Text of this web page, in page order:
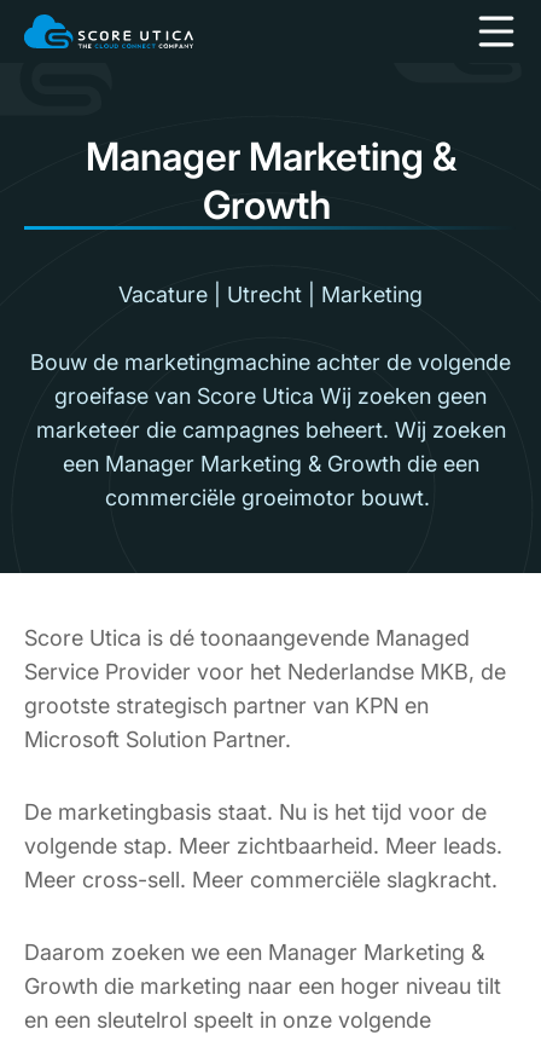
Manager Marketing &
Growth
Vacature | Utrecht | Marketing
Bouw de marketingmachine achter de volgende
groeifase van Score Utica Wij zoeken geen
marketeer die campagnes beheert. Wij zoeken
een Manager Marketing & Growth die een
commerciële groeimotor bouwt.
Score Utica is dé toonaangevende Managed
Service Provider voor het Nederlandse MKB, de
grootste strategisch partner van KPN en
Microsoft Solution Partner.
De marketingbasis staat. Nu is het tijd voor de
volgende stap. Meer zichtbaarheid. Meer leads.
Meer cross-sell. Meer commerciële slagkracht.
Daarom zoeken we een Manager Marketing &
Growth die marketing naar een hoger niveau tilt
en een sleutelrol speelt in onze volgende